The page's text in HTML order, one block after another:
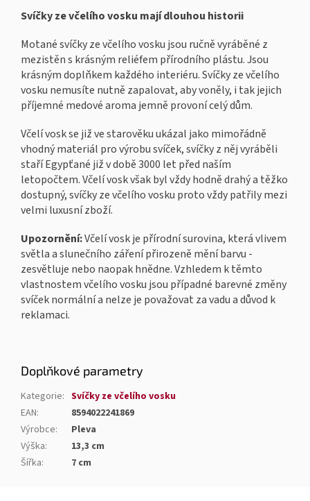
Svíčky ze včelího vosku mají dlouhou historii
Motané svíčky ze včelího vosku jsou ručně vyráběné z
mezistěn s krásným reliéfem přírodního plástu. Jsou
krásným doplňkem každého interiéru. Svíčky ze včelího
vosku nemusíte nutně zapalovat, aby voněly, i tak jejich
příjemné medové aroma jemně provoní celý dům.
Včelí vosk se již ve starověku ukázal jako mimořádně
vhodný materiál pro výrobu svíček, svíčky z něj vyráběli
staří Egypťané již v době 3000 let před naším
letopočtem. Včelí vosk však byl vždy hodně drahý a těžko
dostupný, svíčky ze včelího vosku proto vždy patřily mezi
velmi luxusní zboží.
Upozornění:Včelí vosk je přírodní surovina, která vlivem
světla a slunečního záření přirozeně mění barvu -
zesvětluje nebo naopak hnědne. Vzhledem k těmto
vlastnostem včelího vosku jsou případné barevné změny
svíček normální a nelze je považovat za vadu a důvod k
reklamaci.
Doplňkové parametry
Kategorie: Svíčky ze včelího vosku
EAN:
8594022241869
Výrobce:
Pleva
Výška:
13,3 cm
Šířka: 7 cm